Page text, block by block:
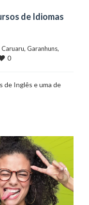
de Idiomas
Caruaru, Garanhuns
0
de Inglês e uma de